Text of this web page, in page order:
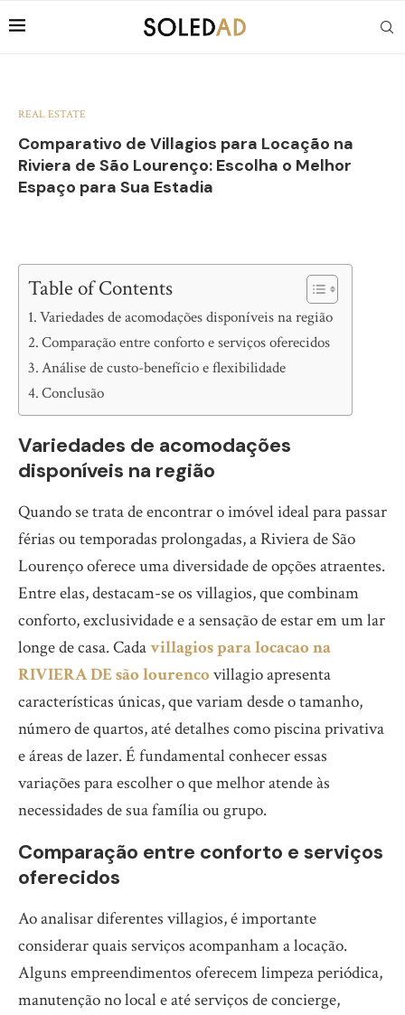
REAL ESTATE
Comparativo de Villagios para Locação na
Riviera de São Lourenço: Escolha o Melhor
Espaço para Sua Estadia
Table of Contents
Variedades de acomodações disponíveis na região
Comparação entre conforto e serviços oferecidos
Análise de custo-benefício e flexibilidade
Conclusão
Variedades de acomodações
disponíveis na região
Quando se trata de encontrar o imóvel ideal para passar
férias ou temporadas prolongadas, a Riviera de São
Lourenço oferece uma diversidade de opções atraentes.
Entre elas, destacam-se os villagios, que combinam
conforto, exclusividade e a sensação de estar em um lar
longe de casa. Cadavillagios para locacao na
RIVIERA DE são lourenco villagio apresenta
características únicas, que variam desde o tamanho,
número de quartos, até detalhes como piscina privativa
e áreas de lazer. É fundamental conhecer essas
variações para escolher o que melhor atende às
necessidades de sua família ou grupo.
Comparação entre conforto e serviços
oferecidos
Ao analisar diferentes villagios, é importante
considerar quais serviços acompanham a locação.
Alguns empreendimentos oferecem limpeza periódica,
manutenção no local e até serviços de concierge,